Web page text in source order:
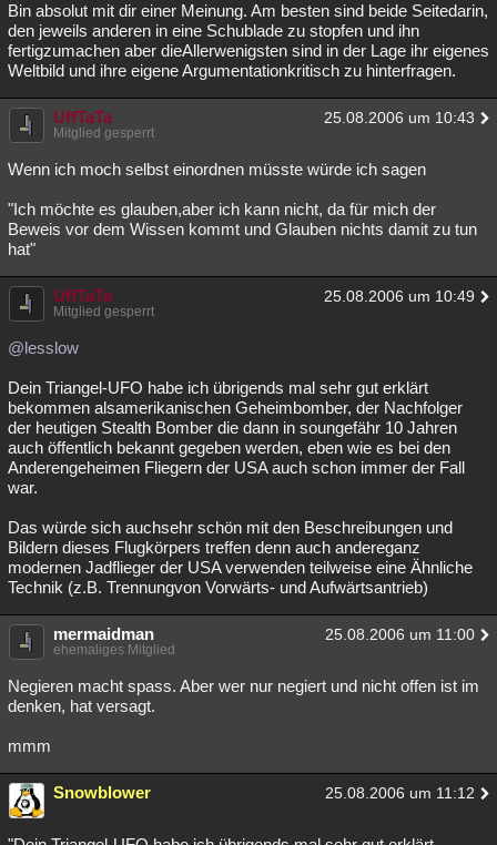
Bin absolut mit dir einer Meinung. Am besten sind beide Seitedarin,
den jeweils anderen in eine Schublade zu stopfen und ihn
fertigzumachen aber dieAllerwenigsten sind in der Lage ihr eigenes
Weltbild und ihre eigene Argumentationkritisch zu hinterfragen.
UffTaTa 25.08.2006 um 10:43
Mitglied gesperrt
Wenn ich moch selbst einordnen müsste würde ich sagen
"Ich möchte es glauben,aber ich kann nicht, da für mich der
Beweis vor dem Wissen kommt und Glauben nichts damit zu tun
hat"
UffTaTa 25.08.2006 um 10:49
Mitglied gesperrt
@lesslow
Dein Triangel-UFO habe ich übrigends mal sehr gut erklärt
bekommen alsamerikanischen Geheimbomber, der Nachfolger
der heutigen Stealth Bomber die dann in soungefähr 10 Jahren
auch öffentlich bekannt gegeben werden, eben wie es bei den
Anderengeheimen Fliegern der USA auch schon immer der Fall
war.
Das würde sich auchsehr schön mit den Beschreibungen und
Bildern dieses Flugkörpers treffen denn auch andereganz
modernen Jadflieger der USA verwenden teilweise eine Ähnliche
Technik (z.B. Trennungvon Vorwärts- und Aufwärtsantrieb)
mermaidman 25.08.2006 um 11:00
ehemaliges Mitglied
Negieren macht spass. Aber wer nur negiert und nicht offen ist im
denken, hat versagt.
mmm
Snowblower 25.08.2006 um 11:12